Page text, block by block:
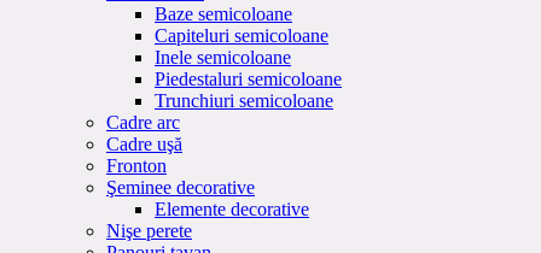
Baze semicoloane
Capiteluri semicoloane
Inele semicoloane
Piedestaluri semicoloane
Trunchiuri semicoloane
Cadre arc
Cadre uşă
Fronton
Şeminee decorative
Elemente decorative
Nişe perete